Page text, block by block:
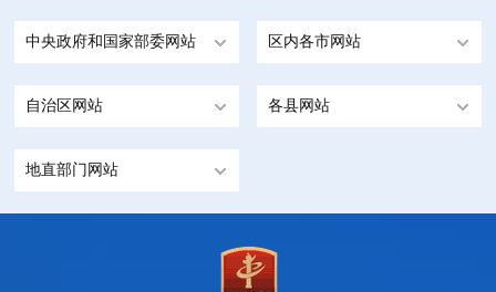
中央政府和国家部委网站 区内各市网站
自治区网站 各县网站
地直部门网站